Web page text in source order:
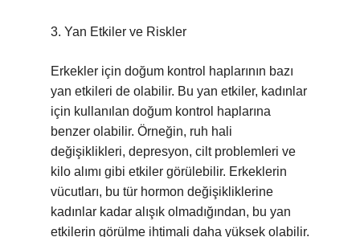
3. Yan Etkiler ve Riskler
Erkekler için doğum kontrol haplarının bazı
yan etkileri de olabilir. Bu yan etkiler, kadınlar
için kullanılan doğum kontrol haplarına
benzer olabilir. Örneğin, ruh hali
değişiklikleri, depresyon, cilt problemleri ve
kilo alımı gibi etkiler görülebilir. Erkeklerin
vücutları, bu tür hormon değişikliklerine
kadınlar kadar alışık olmadığından, bu yan
etkilerin görülme ihtimali daha yüksek olabilir.